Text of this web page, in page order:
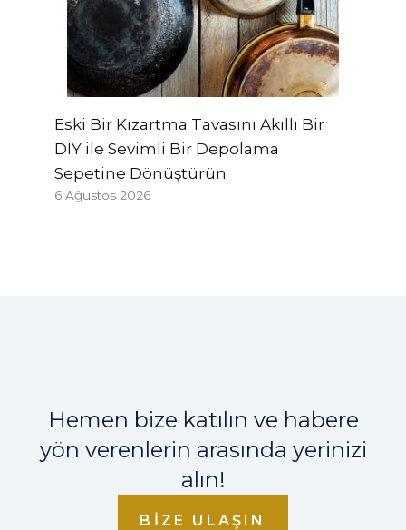
Eski Bir Kızartma Tavasını Akıllı Bir
DIY ile Sevimli Bir Depolama
Sepetine Dönüştürün
6 Ağustos 2026
Hemen bize katılın ve habere
yön verenlerin arasında yerinizi
alın!
BIZE ULAŞIN